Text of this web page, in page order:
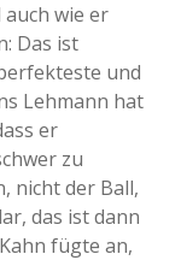
wie er
Das ist
und
Lehmann hat
er
zu
nicht der Ball,
das ist dann
fügte an,